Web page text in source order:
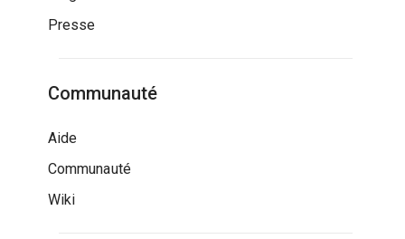
Presse
Communauté
Aide
Communauté
Wiki